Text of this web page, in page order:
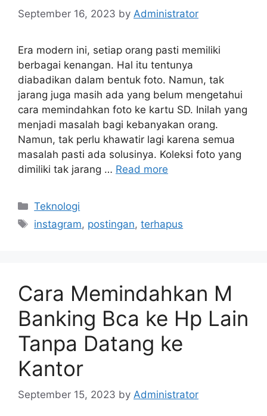
September 16, 2023 by Administrator
Era modern ini, setiap orang pasti memiliki
berbagai kenangan. Hal itu tentunya
diabadikan dalam bentuk foto. Namun, tak
jarang juga masih ada yang belum mengetahui
cara memindahkan foto ke kartu SD. Inilah yang
menjadi masalah bagi kebanyakan orang.
Namun, tak perlu khawatir lagi karena semua
masalah pasti ada solusinya. Koleksi foto yang
dimiliki tak jarang … Read more
Categories
Teknologi
Tags
instagram, postingan,terhapus
Cara Memindahkan M
Banking Bca ke Hp Lain
Tanpa Datang ke
Kantor
September 15, 2023 by Administrator